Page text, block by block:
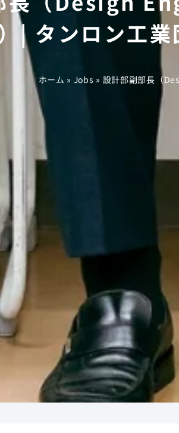
| タンロン工業
ホーム » Jobs » 設計部副部長（